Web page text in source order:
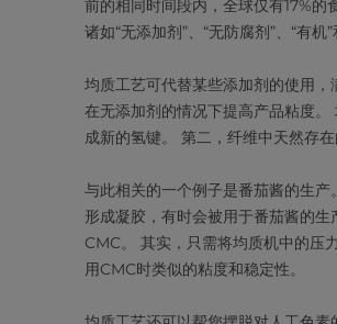
前的相同时间段内，全球仅有17%
诸如“无添加剂”、“无防腐剂”、“有机”
均质工艺可代替某些添加剂的使用
在无添加剂的情况下提高产品粘度
成新的氢键。 第二，纤维中天然存
与此相关的一个例子是番茄酱的生
形成凝胶，有时会被用于番茄酱的
CMC。 其实，只需将均质机中的压
用CMC时类似的粘度和稳定性。